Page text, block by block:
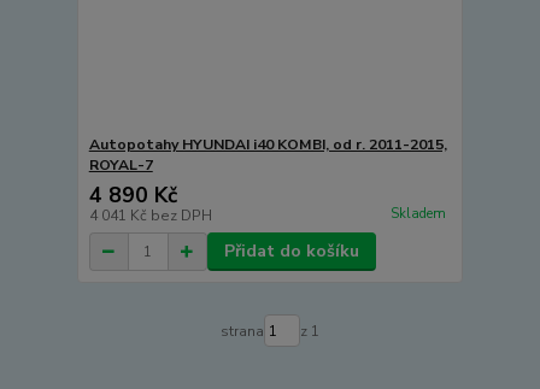
Autopotahy HYUNDAI i40 KOMBI, od r. 2011-2015,
ROYAL-7
4 890 Kč
4 041 Kč bez DPH Skladem
Přidat do košíku
strana z 1